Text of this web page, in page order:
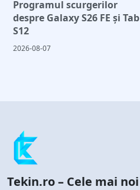
Programul scurgerilor
despre Galaxy S26 FE și Tab
S12
2026-08-07
Tekin.ro – Cele mai